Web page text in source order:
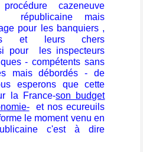
cazeneuve
républicaine mais
pour les banquiers ,
et leurs chers
pour les inspecteurs
- compétents sans
mais débordés - de
esperons que cette
la France-son budget
et nos ecureuils
le moment venu en
c'est à dire